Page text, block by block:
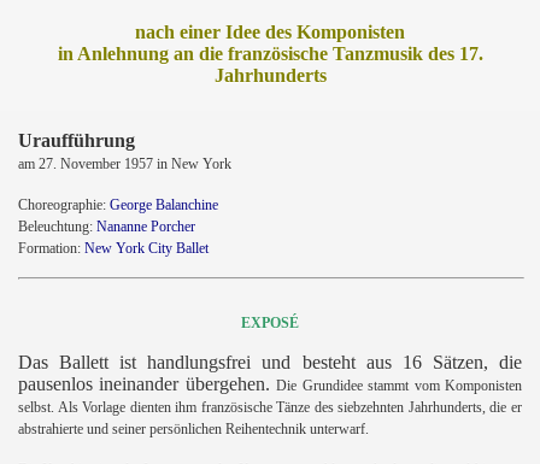
nach einer Idee des Komponisten
in Anlehnung an die französische Tanzmusik des 17.
Jahrhunderts
Uraufführung
am 27. November 1957 in New York
Choreographie: George Balanchine
Beleuchtung: Nananne Porcher
Formation: New York City Ballet
EXPOSÉ
Das Ballett ist handlungsfrei und besteht aus 16 Sätzen, die
pausenlos ineinander übergehen.Die Grundidee stammt vom Komponisten
selbst. Als Vorlage dienten ihm französische Tänze des siebzehnten Jahrhunderts, die er
abstrahierte und seiner persönlichen Reihentechnik unterwarf.